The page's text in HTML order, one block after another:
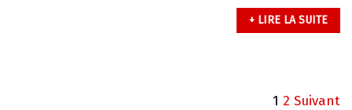
+ LIRE LA SUITE
1 2 Suivant